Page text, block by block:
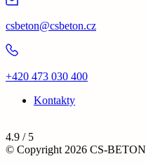
csbeton@csbeton.cz
+420 473 030 400
Kontakty
4.9 / 5
© Copyright 2026 CS-BETON